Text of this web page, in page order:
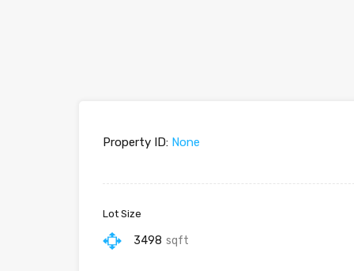
Property ID: None
Lot Size
3498 sqft